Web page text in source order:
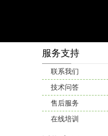
服务支持
联系我们
技术问答
售后服务
在线培训